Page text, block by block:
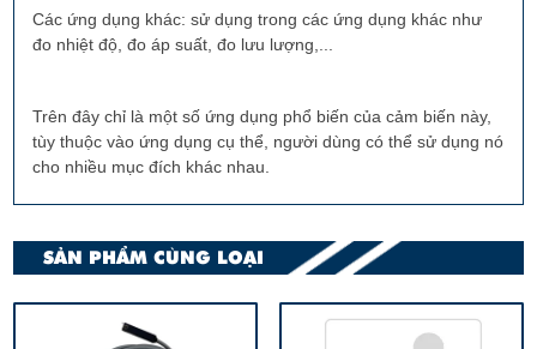
Các ứng dụng khác: sử dụng trong các ứng dụng khác như
đo nhiệt độ, đo áp suất, đo lưu lượng,...
Trên đây chỉ là một số ứng dụng phổ biến của cảm biến này,
tùy thuộc vào ứng dụng cụ thể, người dùng có thể sử dụng nó
cho nhiều mục đích khác nhau.
SẢN PHẨM CÙNG LOẠI